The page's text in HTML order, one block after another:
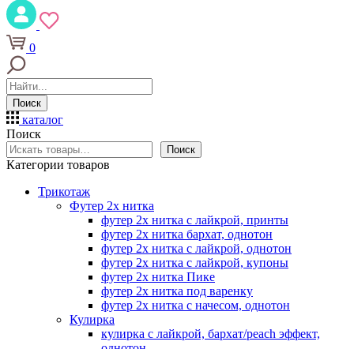
0
Поиск
каталог
Поиск
Поиск
Категории товаров
Трикотаж
Футер 2х нитка
футер 2х нитка с лайкрой, принты
футер 2х нитка бархат, однотон
футер 2х нитка с лайкрой, однотон
футер 2х нитка с лайкрой, купоны
футер 2х нитка Пике
футер 2х нитка под варенку
футер 2х нитка с начесом, однотон
Кулирка
кулирка с лайкрой, бархат/peach эффект,